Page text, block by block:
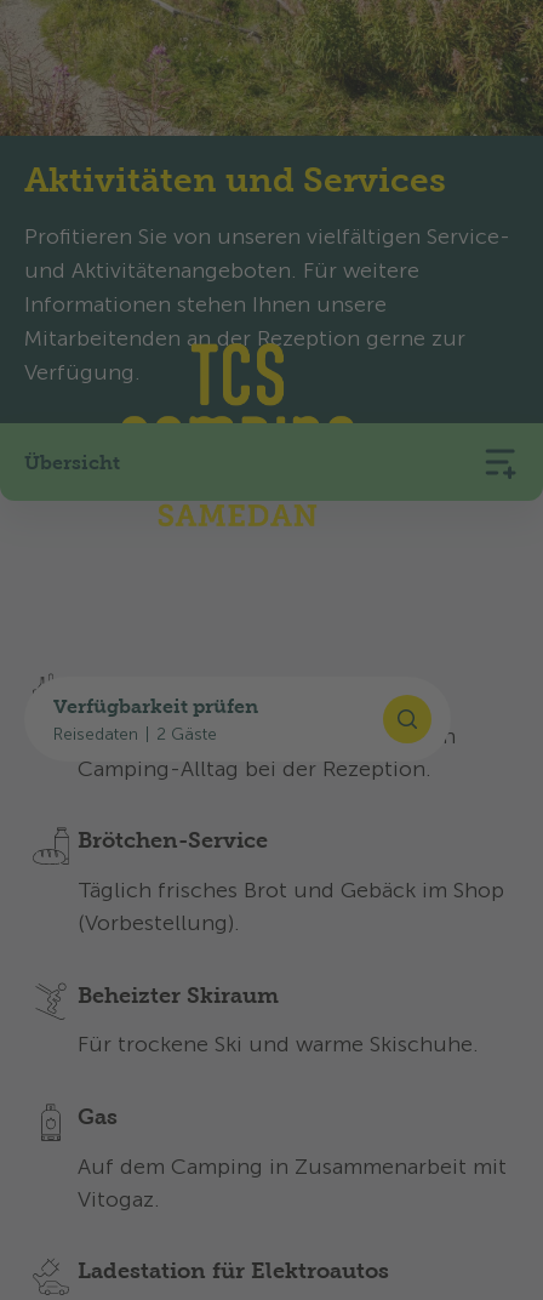
Verfügbarkeit prüfen
Reisedaten 2 Gäste
Aktivitäten und Services
Profitieren Sie von unseren vielfältigen Service-
und Aktivitätenangeboten. Für weitere
Informationen stehen Ihnen unsere
Mitarbeitenden an der Rezeption gerne zur
Verfügung.
Übersicht
Mit den nötigsten Produkten für den
Camping-Alltag bei der Rezeption.
Brötchen-Service
Täglich frisches Brot und Gebäck im Shop
(Vorbestellung).
Beheizter Skiraum
Für trockene Ski und warme Skischuhe.
Gas
Auf dem Camping in Zusammenarbeit mit
Vitogaz.
Ladestation für Elektroautos